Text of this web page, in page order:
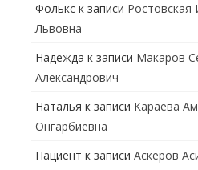
КАРДИОЛОГ
КОСМЕТОЛОГ
МАССАЖИСТ
НАРКОЛОГ
Фолькс к записи Ростовская
Львовна
Надежда к записи Макаров
Александрович
Наталья к записи Караева
Онгарбиевна
Пациент к записиАскеров